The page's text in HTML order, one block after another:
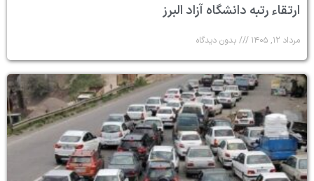
ارتقاء رتبه دانشگاه آزاد البرز
مرداد ۱۲, ۱۴۰۵ بدون دیدگاه